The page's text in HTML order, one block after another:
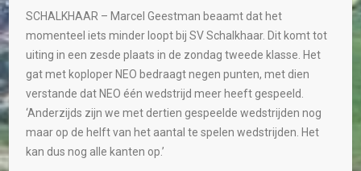
SCHALKHAAR – Marcel Geestman beaamt dat het
momenteel iets minder loopt bij SV Schalkhaar. Dit komt tot
uiting in een zesde plaats in de zondag tweede klasse. Het
gat met koploper NEO bedraagt negen punten, met dien
verstande dat NEO één wedstrijd meer heeft gespeeld.
‘Anderzijds zijn we met dertien gespeelde wedstrijden nog
maar op de helft van het aantal te spelen wedstrijden. Het
kan dus nog alle kanten op.’